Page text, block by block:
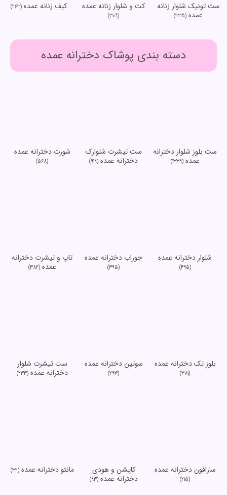
ست تونیک شلوار زنانه
عمده (335)
کت و شلوار زنانه عمده
(309)
کیف زنانه عمده(263)
دسته بندی پوشاک دخترانه عمده
ست بلوز شلوار دخترانه
عمده(1339)
ست تیشرت شلوارک
دخترانه عمده (919)
شورت دخترانه عمده
(568)
شلوار دخترانه عمده
(495)
جوراب دخترانه عمده
(395)
تاپ و تیشرت دخترانه
عمده(382)
بلوز تک دخترانه عمده
(381)
سوتین دخترانه عمده
(293)
ست تیشرت شلوار
دخترانه عمده(233)
سارافون دخترانه عمده
(215)
کاپشن و هودی
دخترانه عمده(93)
مانتو دخترانه عمده(32)